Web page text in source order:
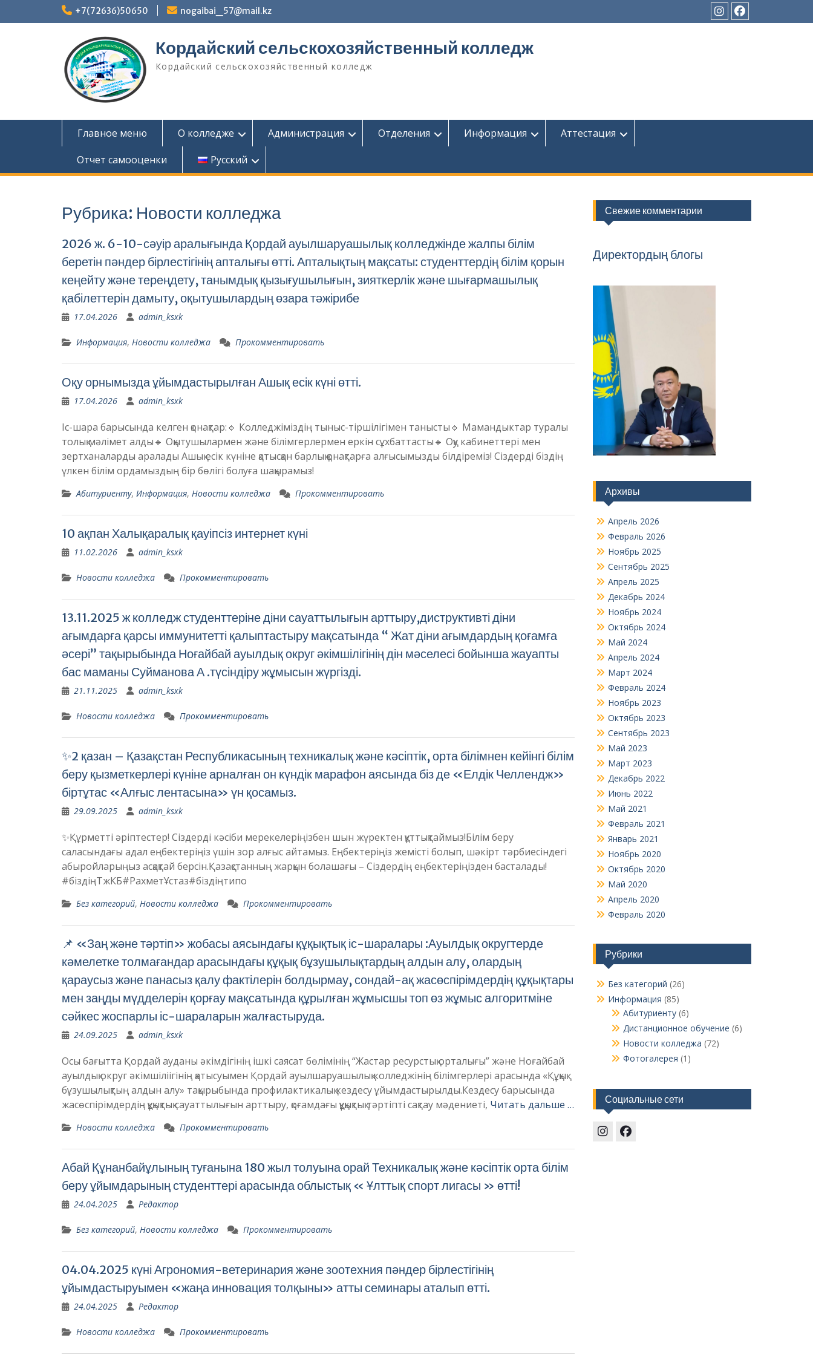
+7(72636)50650
nogaibai_57@mail.kz
Instagram
Facebook
Кордайский сельскохозяйственный колледж
Кордайский сельскохозяйственный колледж
Главное меню О колледже Администрация Отделения Информация
Аттестация
Отчет самооценки
Русский
Рубрика: Новости колледжа
2026 ж. 6-10-сәуір аралығында Қордай ауылшаруашылық колледжінде жалпы білім
беретін пәндер бірлестігінің апталығы өтті. Апталықтың мақсаты: студенттердің білім қорын
кеңейту және тереңдету, танымдық қызығушылығын, зияткерлік және шығармашылық
қабілеттерін дамыту, оқытушылардың өзара тәжірибе
17.04.2026 admin_ksxk
Информация, Новости колледжа Прокомментировать
Оқу орнымызда ұйымдастырылған Ашық есік күні өтті.
17.04.2026 admin_ksxk
Іс-шара барысында келген қонақтар:🔹 Колледжіміздің тыныс-тіршілігімен танысты🔹 Мамандыктар туралы
толық мәлімет алды🔹 Оқытушылармен және білімгерлермен еркін сұхбаттасты🔹 Оқу кабинеттері мен
зертханаларды аралады Ашық есік күніне қатысқан барлық қонақтарға алғысымызды білдіреміз! Сіздерді біздің
үлкен білім ордамыздың бір бөлігі болуға шақырамыз!
Абитуриенту, Информация, Новости колледжа Прокомментировать
10 ақпан Халықаралық қауіпсіз интернет күні
11.02.2026 admin_ksxk
Новости колледжа Прокомментировать
13.11.2025 ж колледж студенттеріне діни сауаттылығын арттыру,диструктивті діни
ағымдарға қарсы иммунитетті қалыптастыру мақсатында “ Жат діни ағымдардың қоғамға
әсері” тақырыбында Ноғайбай ауылдық округ әкімшілігінің дін мәселесі бойынша жауапты
бас маманы Суйманова А .түсіндіру жұмысын жүргізді.
21.11.2025 admin_ksxk
Новости колледжа Прокомментировать
✨2 қазан – Қазақстан Республикасының техникалық және кәсіптік, орта білімнен кейінгі білім
беру қызметкерлері күніне арналған он күндік марафон аясында біз де «Елдік Челлендж»
біртұтас «Алғыс лентасына» үн қосамыз.
29.09.2025 admin_ksxk
✨Құрметті әріптестер! Сіздерді кәсіби мерекелеріңізбен шын жүректен құттықтаймыз!Білім беру
саласындағы адал еңбектеріңіз үшін зор алғыс айтамыз. Еңбектеріңіз жемісті болып, шәкірт тәрбиесіндегі
абыройларыңыз асқақтай берсін.Қазақстанның жарқын болашағы – Сіздердің еңбектеріңізден басталады!
#біздіңТжКБ#РахметҰстаз#біздіңтипо
Без категорий, Новости колледжа Прокомментировать
📌 «Заң және тәртіп» жобасы аясындағы құқықтық іс-шаралары :Ауылдық округтерде
кәмелетке толмағандар арасындағы құқық бұзушылықтардың алдын алу, олардың
қараусыз және панасыз қалу фактілерін болдырмау, сондай-ақ жасөспірімдердің құқықтары
мен заңды мүдделерін қорғау мақсатында құрылған жұмысшы топ өз жұмыс алгоритміне
сәйкес жоспарлы іс-шараларын жалғастыруда.
24.09.2025 admin_ksxk
Осы бағытта Қордай ауданы әкімдігінің ішкі саясат бөлімінің “Жастар ресурстық орталығы” және Ноғайбай
ауылдық округ әкімшіліігінің қатысуымен Қордай ауылшаруашылық колледжінің білімгерлері арасында «Құқық
бұзушылықтың алдын алу» тақырыбында профилактикалық кездесу ұйымдастырылды.Кездесу барысында
жасөспірімдердің құқықтық сауаттылығын арттыру, қоғамдағы құқықтық тәртіпті сақтау мәдениеті, Читать дальше …
Новости колледжа Прокомментировать
Абай Құнанбайұлының туғанына 180 жыл толуына орай Техникалық және кәсіптік орта білім
беру ұйымдарының студенттері арасында облыстық « Ұлттық спорт лигасы » өтті!
24.04.2025 Редактор
Без категорий, Новости колледжа Прокомментировать
04.04.2025 күні Агрономия-ветеринария және зоотехния пәндер бірлестігінің
ұйымдастыруымен «жаңа инновация толқыны» атты семинары аталып өтті.
24.04.2025 Редактор
Новости колледжа Прокомментировать
Свежие комментарии
Директордың блогы
Архивы
Апрель 2026
Февраль 2026
Ноябрь 2025
Сентябрь 2025
Апрель 2025
Декабрь 2024
Ноябрь 2024
Октябрь 2024
Май 2024
Апрель 2024
Март 2024
Февраль 2024
Ноябрь 2023
Октябрь 2023
Сентябрь 2023
Май 2023
Март 2023
Декабрь 2022
Июнь 2022
Май 2021
Февраль 2021
Январь 2021
Ноябрь 2020
Октябрь 2020
Май 2020
Апрель 2020
Февраль 2020
Рубрики
Без категорий (26)
Информация (85)
Абитуриенту(6)
Дистанционное обучение (6)
Новости колледжа (72)
Фотогалерея (1)
Социальные сети